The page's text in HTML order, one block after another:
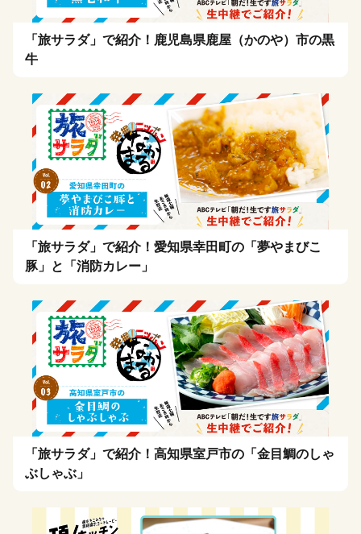
「旅サラダ」で紹介！鹿児島県鹿屋（かのや）市の黒
牛
「旅サラダ」で紹介！愛知県幸田町の「夢やまびこ
豚」と「消防カレー」
「旅サラダ」で紹介！高知県室戸市の「金目鯛のしゃ
ぶしゃぶ」